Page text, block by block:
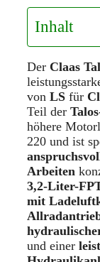
Inhalt
Der Claas
von LS für
Teil der
höhere
220 und ist
Arbeiten
3,2-Liter-
mit
und einer